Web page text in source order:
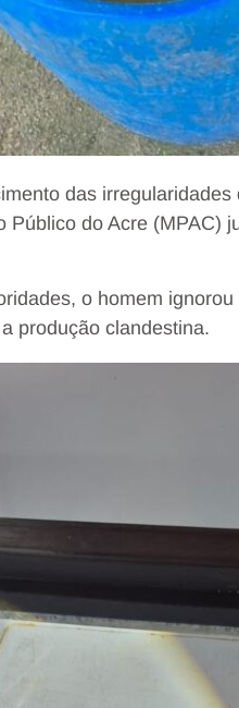
das
do Acre (MPAC)
o homem
produção clandestina.